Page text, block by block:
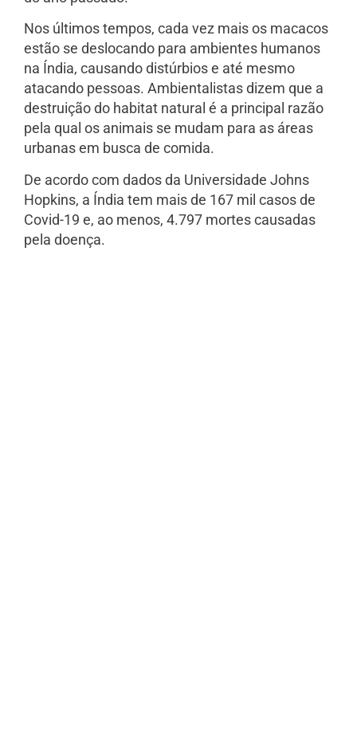
Nos últimos tempos, cada vez mais os macacos
estão se deslocando para ambientes humanos
na Índia, causando distúrbios e até mesmo
atacando pessoas. Ambientalistas dizem que a
destruição do habitat natural é a principal razão
pela qual os animais se mudam para as áreas
urbanas em busca de comida.
De acordo com dados da Universidade Johns
Hopkins, a Índia tem mais de 167 mil casos de
Covid-19 e, ao menos, 4.797 mortes causadas
pela doença.